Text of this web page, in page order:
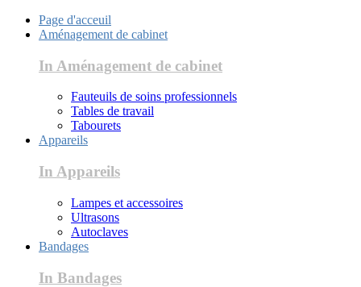
Page d'acceuil
Aménagement de cabinet
In Aménagement de cabinet
Fauteuils de soins professionnels
Tables de travail
Tabourets
Appareils
In Appareils
Lampes et accessoires
Ultrasons
Autoclaves
Bandages
In Bandages